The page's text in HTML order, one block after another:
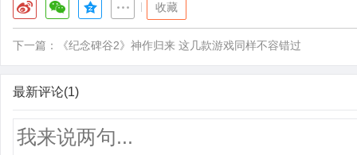
收藏
下一篇： 《纪念碑谷2》神作归来 这几款游戏同样不容错过
最新评论(1)